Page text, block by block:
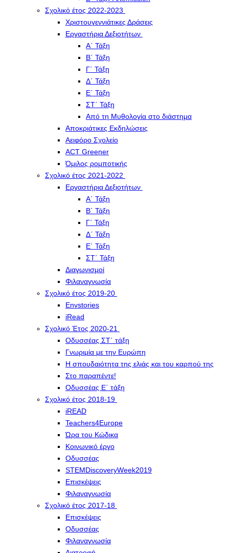
Σχολικό έτος 2022-2023
Χριστουγεννιάτικες Δράσεις
Εργαστήρια Δεξιοτήτων
Α΄ Τάξη
Β΄ Τάξη
Γ΄ Τάξη
Δ΄ Τάξη
Ε΄ Τάξη
ΣΤ΄ Τάξη
Από τη Μυθολογία στο διάστημα
Αποκριάτικες Εκδηλώσεις
Αειφόρο Σχολείο
ACT Greener
Όμιλος ρομποτικής
Σχολικό έτος 2021-2022
Εργαστήρια Δεξιοτήτων
Α΄ Τάξη
Β΄ Τάξη
Γ΄ Τάξη
Δ΄ Τάξη
Ε΄ Τάξη
ΣΤ΄ Τάξη
Διαγωνισμοί
Φιλαναγνωσία
Σχολικό έτος 2019-20
Envstories
iRead
Σχολικό Έτος 2020-21
Οδυσσέας ΣΤ΄ τάξη
Γνωριμία με την Ευρώπη
Η σπουδαιότητα της ελιάς και του καρπού της
Στο παραπέντε!
Οδυσσέας Ε΄ τάξη
Σχολικό έτος 2018-19
iREAD
Teachers4Europe
Ώρα του Κώδικα
Κοινωνικό έργο
Οδυσσέας
STEMDiscoveryWeek2019
Επισκέψεις
Φιλαναγνωσία
Σχολικό έτος 2017-18
Επισκέψεις
Οδυσσέας
Φιλαναγνωσία